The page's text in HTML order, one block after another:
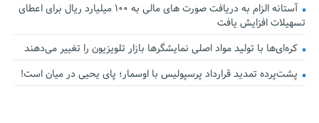
آستانه الزام به دریافت صورت های مالی به ۱۰۰ میلیارد ریال برای اعطای
تسهیلات افزایش یافت
کره‌ای‌ها با تولید مواد اصلی نمایشگرها بازار تلویزیون را تغییر می‌دهند
پشت‌پرده تمدید قرارداد پرسپولیس با اوسمار؛ پای یحیی در میان است!